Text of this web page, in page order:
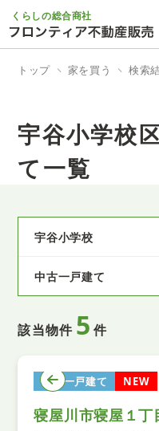
くらしの総合商社
トップ 家を買う 検索
宇谷小学校
て一覧
宇谷小学校
中古一戸建て
該当物件 5 件
中古一戸建て NEW
寝屋川市寝屋１